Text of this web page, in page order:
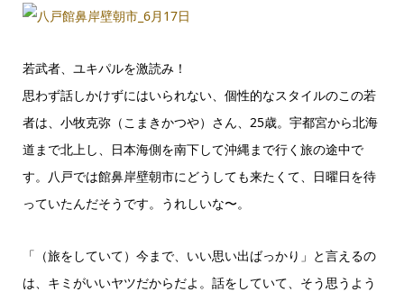
若武者、ユキパルを激読み！
思わず話しかけずにはいられない、個性的なスタイルのこの若
者は、小牧克弥（こまきかつや）さん、25歳。宇都宮から北海
道まで北上し、日本海側を南下して沖縄まで行く旅の途中で
す。八戸では館鼻岸壁朝市にどうしても来たくて、日曜日を待
っていたんだそうです。うれしいな〜。
「（旅をしていて）今まで、いい思い出ばっかり」と言えるの
は、キミがいいヤツだからだよ。話をしていて、そう思うよう